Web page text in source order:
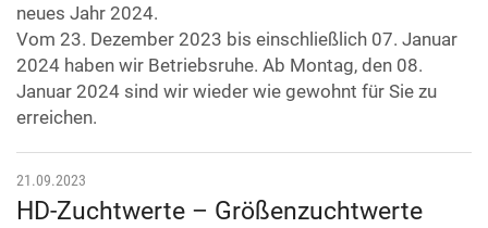
neues Jahr 2024.
Vom 23. Dezember 2023 bis einschließlich 07. Januar
2024 haben wir Betriebsruhe. Ab Montag, den 08.
Januar 2024 sind wir wieder wie gewohnt für Sie zu
erreichen.
21.09.2023
HD-Zuchtwerte – Größenzuchtwerte